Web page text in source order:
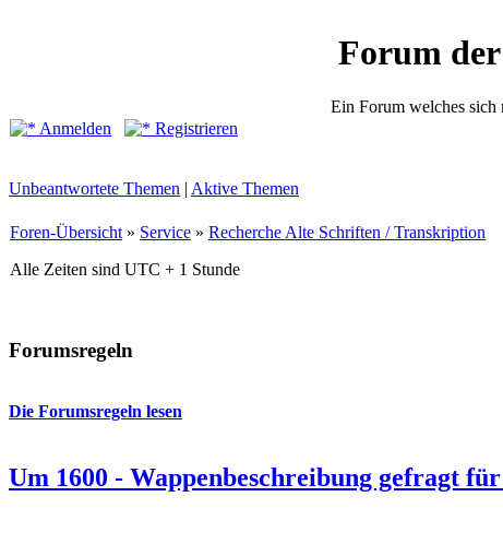
Forum
Ein Forum welches sich
Anmelden
Registrieren
Unbeantwortete Themen | Aktive Themen
Foren-Übersicht » Service » Recherche Alte Schriften / Transkription
Alle Zeiten sind UTC + 1 Stunde
Forumsregeln
Die Forumsregeln lesen
Um 1600 - Wappenbeschreibung gefragt